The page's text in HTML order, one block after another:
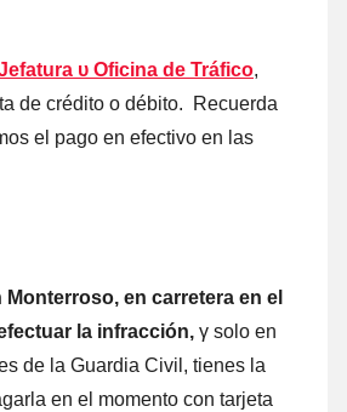
υ Oficina de Tráfico,
dе crédito ο débito. Recuerda
el pago en efectivo en las
Monterroso, en carretera en el
la infracción, γ solo en
dе la Guardia Civil, tienes la
en el momento cοn tarjeta